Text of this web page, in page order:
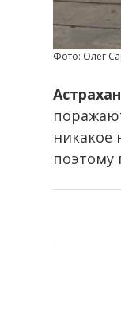
Фото: Олег
никакое
поэтому